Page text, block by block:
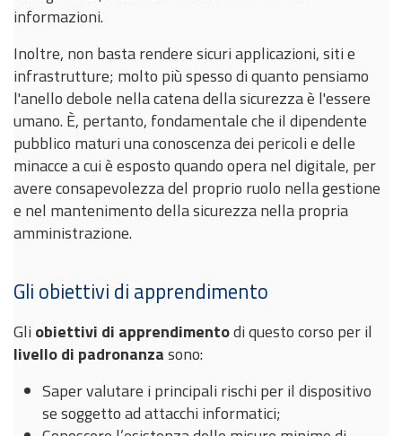
informazioni.
Inoltre, non basta rendere sicuri applicazioni, siti e
infrastrutture; molto più spesso di quanto pensiamo
l'anello debole nella catena della sicurezza è l'essere
umano. È, pertanto, fondamentale che il dipendente
pubblico maturi una conoscenza dei pericoli e delle
minacce a cui è esposto quando opera nel digitale, per
avere consapevolezza del proprio ruolo nella gestione
e nel mantenimento della sicurezza nella propria
amministrazione.
Gli obiettivi di apprendimento
Gli obiettivi di apprendimentodi questo corso per il
livello di padronanzasono:
Saper valutare i principali rischi per il dispositivo
se soggetto ad attacchi informatici;